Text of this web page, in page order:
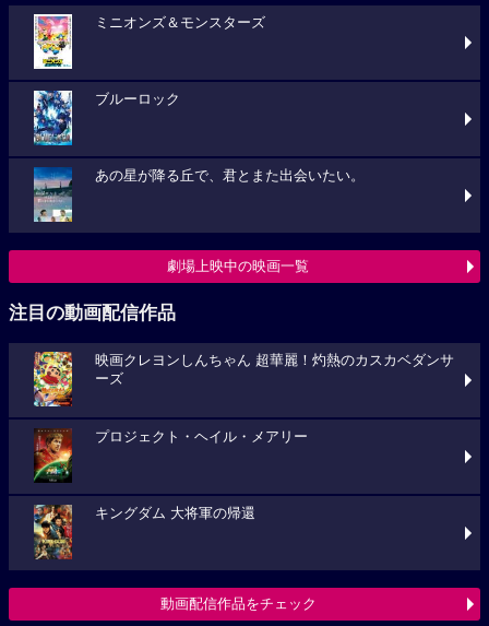
ミニオンズ＆モンスターズ
ブルーロック
あの星が降る丘で、君とまた出会いたい。
劇場上映中の映画一覧
注目の動画配信作品
映画クレヨンしんちゃん 超華麗！灼熱のカスカベダンサ
ーズ
プロジェクト・ヘイル・メアリー
キングダム 大将軍の帰還
動画配信作品をチェック